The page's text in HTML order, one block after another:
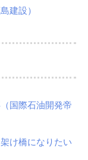
建設）
国際石油開発帝
け橋になりたい